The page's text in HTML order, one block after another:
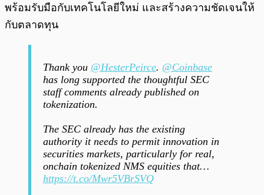
พร้อมรับมือกับเทคโนโลยีใหม่ และสร้างความชัดเจนให้
กับตลาดทุน
Thank you @HesterPeirce. @Coinbase
has long supported the thoughtful SEC
staff comments already published on
tokenization.
The SEC already has the existing
authority it needs to permit innovation in
securities markets, particularly for real,
onchain tokenized NMS equities that…
https://t.co/Mwr5VBrSVQ